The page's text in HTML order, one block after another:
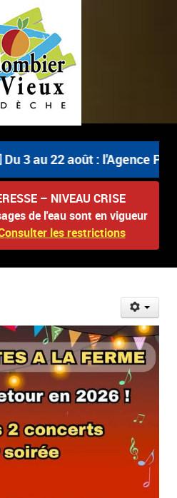
3 au 22 août : l'Agence
– NIVEAU CRISE
de l'eau sont en vigueur
les restrictions